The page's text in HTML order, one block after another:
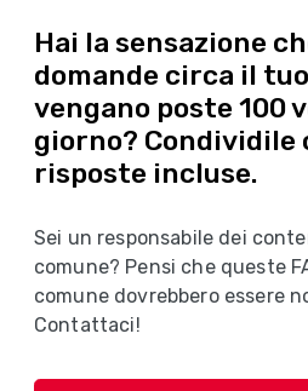
Hai la sensazione
domande circa il
vengano poste 100
giorno? Condividile
risposte incluse.
Sei un responsabile dei
comune? Pensi che queste
comune dovrebbero essere
Contattaci!